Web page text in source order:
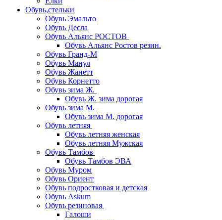
Обувь,стельки
Обувь Эмальто
Обувь Десла
Обувь Альянс РОСТОВ
Обувь Альянс Ростов резин.
Обувь Гранд-М
Обувь Манул
Обувь Жанетт
Обувь Корнетто
Обувь зима Ж.
Обувь Ж. зима дорогая
Обувь зима М.
Обувь зима М. дорогая
Обувь летняя
Обувь летняя женская
Обувь летняя Мужская
Обувь Тамбов
Обувь Тамбов ЭВА
Обувь Муром
Обувь Ориент
Обувь подростковая и детская
Обувь Askum
Обувь резиновая
Галоши